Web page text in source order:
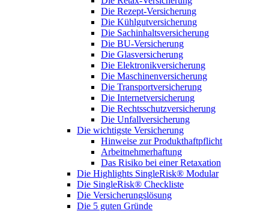
Die Rezept-Versicherung
Die Kühlgutversicherung
Die Sachinhaltsversicherung
Die BU-Versicherung
Die Glasversicherung
Die Elektronikversicherung
Die Maschinenversicherung
Die Transportversicherung
Die Internetversicherung
Die Rechtsschutzversicherung
Die Unfallversicherung
Die wichtigste Versicherung
Hinweise zur Produkthaftpflicht
Arbeitnehmerhaftung
Das Risiko bei einer Retaxation
Die Highlights SingleRisk® Modular
Die SingleRisk® Checkliste
Die Versicherungslösung
Die 5 guten Gründe